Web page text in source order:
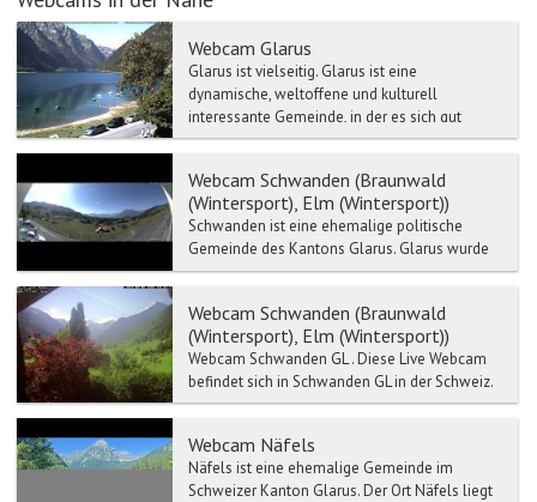
Webcam Glarus
Glarus ist vielseitig. Glarus ist eine
dynamische, weltoffene und kulturell
interessante Gemeinde, in der es sich gut
leben, arbeiten und geniessen...
Webcam Schwanden (Braunwald
(Wintersport), Elm (Wintersport))
Schwanden ist eine ehemalige politische
Gemeinde des Kantons Glarus. Glarus wurde
im Rahmen der Glarner Gemeindereform auf
Webcam Schwanden (Braunwald
(Wintersport), Elm (Wintersport))
Webcam Schwanden GL . Diese Live Webcam
befindet sich in Schwanden GL in der Schweiz.
Die Webcam Schwanden gehört dem
Webcam Näfels
Näfels ist eine ehemalige Gemeinde im
Schweizer Kanton Glarus. Der Ort Näfels liegt